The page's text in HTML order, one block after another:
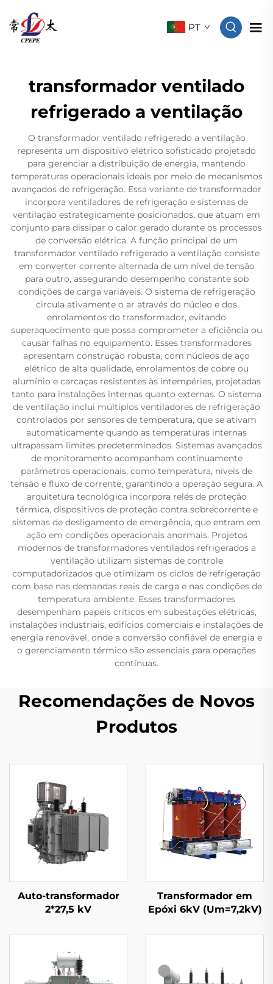
PT
transformador ventilado
refrigerado a ventilação
O transformador ventilado refrigerado a ventilação
representa um dispositivo elétrico sofisticado projetado
para gerenciar a distribuição de energia, mantendo
temperaturas operacionais ideais por meio de mecanismos
avançados de refrigeração. Essa variante de transformador
incorpora ventiladores de refrigeração e sistemas de
ventilação estrategicamente posicionados, que atuam em
conjunto para dissipar o calor gerado durante os processos
de conversão elétrica. A função principal de um
transformador ventilado refrigerado a ventilação consiste
em converter corrente alternada de um nível de tensão
para outro, assegurando desempenho constante sob
condições de carga variáveis. O sistema de refrigeração
circula ativamente o ar através do núcleo e dos
enrolamentos do transformador, evitando
superaquecimento que possa comprometer a eficiência ou
causar falhas no equipamento. Esses transformadores
apresentam construção robusta, com núcleos de aço
elétrico de alta qualidade, enrolamentos de cobre ou
alumínio e carcaças resistentes às intempéries, projetadas
tanto para instalações internas quanto externas. O sistema
de ventilação inclui múltiplos ventiladores de refrigeração
controlados por sensores de temperatura, que se ativam
automaticamente quando as temperaturas internas
ultrapassam limites predeterminados. Sistemas avançados
de monitoramento acompanham continuamente
parâmetros operacionais, como temperatura, níveis de
tensão e fluxo de corrente, garantindo a operação segura. A
arquitetura tecnológica incorpora relés de proteção
térmica, dispositivos de proteção contra sobrecorrente e
sistemas de desligamento de emergência, que entram em
ação em condições operacionais anormais. Projetos
modernos de transformadores ventilados refrigerados a
ventilação utilizam sistemas de controle
computadorizados que otimizam os ciclos de refrigeração
com base nas demandas reais de carga e nas condições de
temperatura ambiente. Esses transformadores
desempenham papéis críticos em subestações elétricas,
instalações industriais, edifícios comerciais e instalações de
energia renovável, onde a conversão confiável de energia e
o gerenciamento térmico são essenciais para operações
contínuas.
Recomendações de Novos
Produtos
Auto-transformador
2*27,5 kV
Transformador em
Epóxi 6kV (Um=7,2kV)